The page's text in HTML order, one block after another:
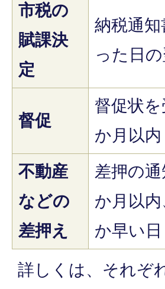
市税の
賦課決
定
納税通
った日
督促
督促状
か月以内
不動産
などの
差押え
差押の
か月以
か早い日
詳しくは、それぞ